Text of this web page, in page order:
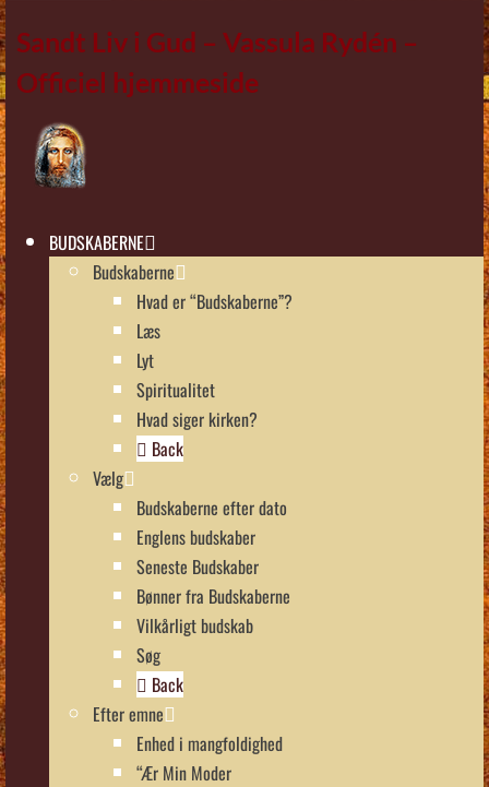
Sandt Liv i Gud – Vassula Rydén –
Officiel hjemmeside
BUDSKABERNE
Budskaberne
Hvad er “Budskaberne”?
Læs
Lyt
Spiritualitet
Hvad siger kirken?
Back
Vælg
Budskaberne efter dato
Englens budskaber
Seneste Budskaber
Bønner fra Budskaberne
Vilkårligt budskab
Søg
Back
Efter emne
Enhed i mangfoldighed
“Ær Min Moder